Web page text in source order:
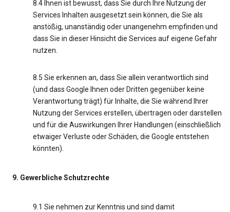
8.4 Ihnen ist bewusst, dass Sie durch Ihre Nutzung der
Services Inhalten ausgesetzt sein können, die Sie als
anstößig, unanständig oder unangenehm empfinden und
dass Sie in dieser Hinsicht die Services auf eigene Gefahr
nutzen.
8.5 Sie erkennen an, dass Sie allein verantwortlich sind
(und dass Google Ihnen oder Dritten gegenüber keine
Verantwortung trägt) für Inhalte, die Sie während Ihrer
Nutzung der Services erstellen, übertragen oder darstellen
und für die Auswirkungen Ihrer Handlungen (einschließlich
etwaiger Verluste oder Schäden, die Google entstehen
könnten).
9. Gewerbliche Schutzrechte
9.1 Sie nehmen zur Kenntnis und sind damit